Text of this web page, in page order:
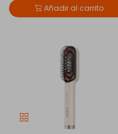
Añadir al carrito